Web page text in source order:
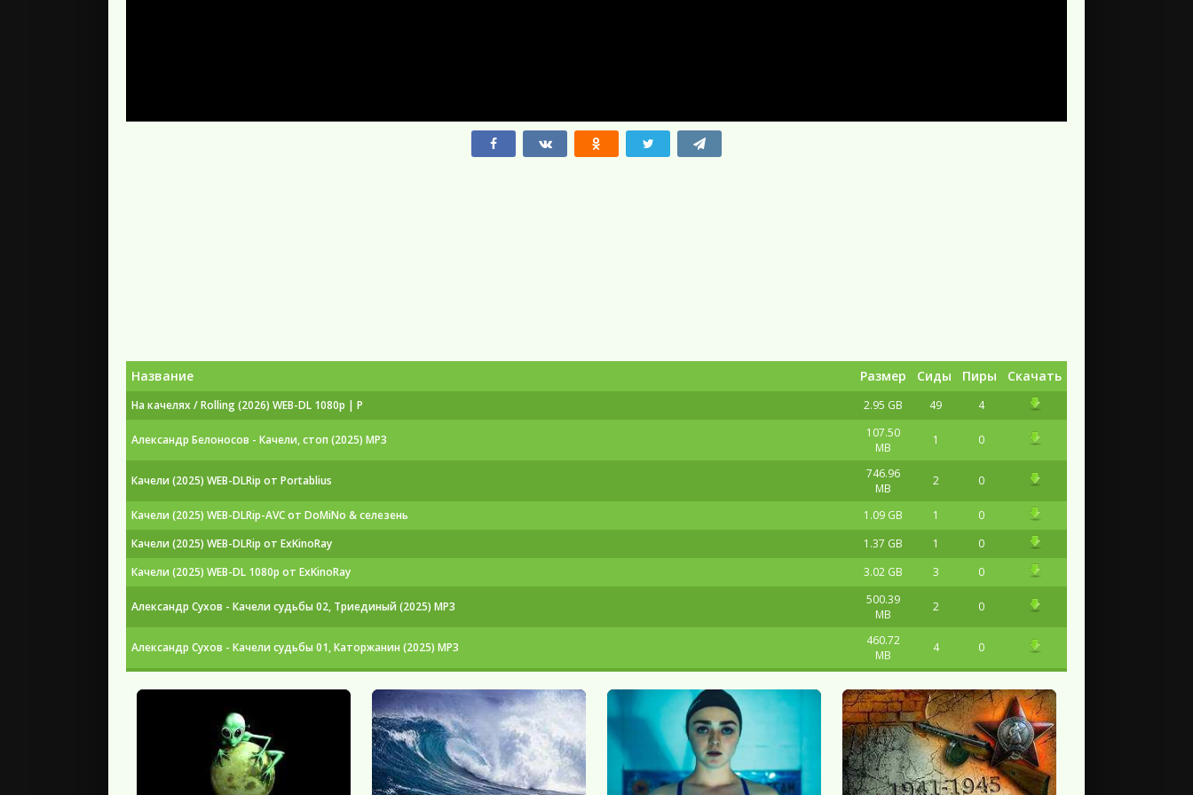
Название Размер Сиды Пиры Скачать
На качелях / Rolling (2026) WEB-DL 1080p | P 2.95 GB 49 4
Александр Белоносов - Качели, стоп (2025) MP3
107.50
MB
1 0
Качели (2025) WEB-DLRip от Portablius
746.96
MB
2 0
Качели (2025) WEB-DLRip-AVC от DoMiNo & селезень 1.09 GB 1
0
Качели (2025) WEB-DLRip от ExKinoRay
1.37 GB 1
0
Качели (2025) WEB-DL 1080p от ExKinoRay
3.02 GB 3 0
Александр Сухов - Качели судьбы 02, Триединый (2025) МР3
500.39
MB
2 0
Александр Сухов - Качели судьбы 01, Каторжанин (2025) МР3
460.72
MB
4 0
Александр Сухов - Качели судьбы [2 книги] (2025) МР3
MB
3 0
Качели под куполом [01-04 из 04] (2023) WEB-DLRip от Generalfilm | КПК
729.45
MB
0 2
Качели под куполом [S01] (2023) WEB-DLRip-AVC от Files-x 2.40 GB 0
1
Качели под куполом [01-04 из 04] (2023) WEB-DL 1080p от Files-x
5.30 GB 0
2